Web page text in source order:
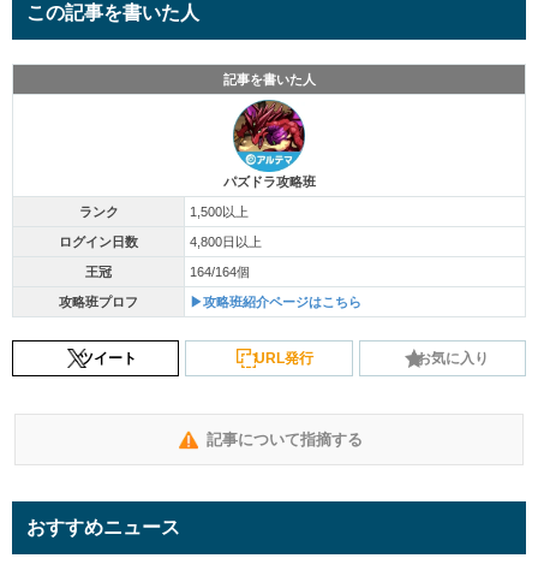
この記事を書いた人
記事を書いた人
パズドラ攻略班
ランク 1,500以上
ログイン日数 4,800日以上
王冠 164/164個
攻略班プロフ ▶攻略班紹介ページはこちら
ツイート URL発行 お気に入り
記事について指摘する
おすすめニュース